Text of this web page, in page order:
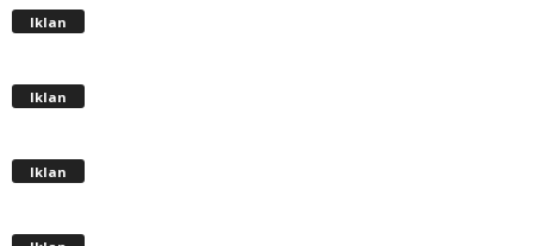
Iklan
Iklan
Iklan